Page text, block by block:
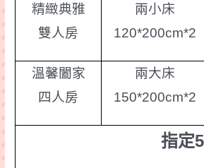
精緻典雅
雙人房
兩小床
120*200cm*2
溫馨闔家
四人房
兩大床
150*200cm*2
指定5